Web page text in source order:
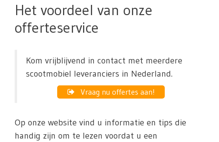
Het voordeel van onze
offerteservice
Kom vrijblijvend in contact met meerdere
scootmobiel leveranciers in Nederland.
Vraag nu offertes aan!
Op onze website vind u informatie en tips die
handig zijn om te lezen voordat u een